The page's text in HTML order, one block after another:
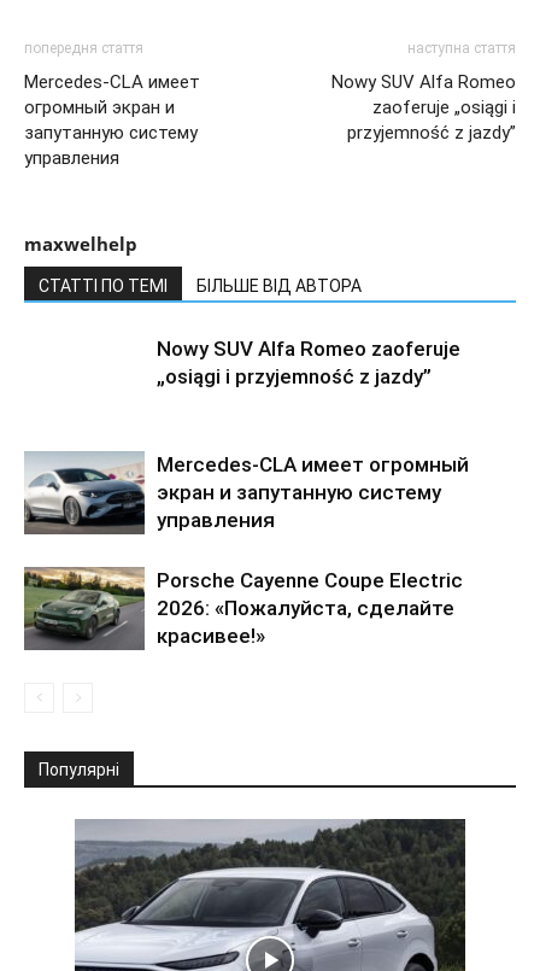
попередня стаття
Mercedes-CLA имеет
огромный экран и
запутанную систему
управления
наступна стаття
Nowy SUV Alfa Romeo
zaoferuje „osiągi i
przyjemność z jazdy”
maxwelhelp
СТАТТІ ПО ТЕМІ БІЛЬШЕ ВІД АВТОРА
Nowy SUV Alfa Romeo zaoferuje
„osiągi i przyjemność z jazdy”
Mercedes-CLA имеет огромный
экран и запутанную систему
управления
Porsche Cayenne Coupe Electric
2026: «Пожалуйста, сделайте
красивее!»
Популярні